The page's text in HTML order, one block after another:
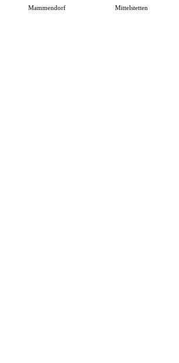
Mammendorf Mittelstetten